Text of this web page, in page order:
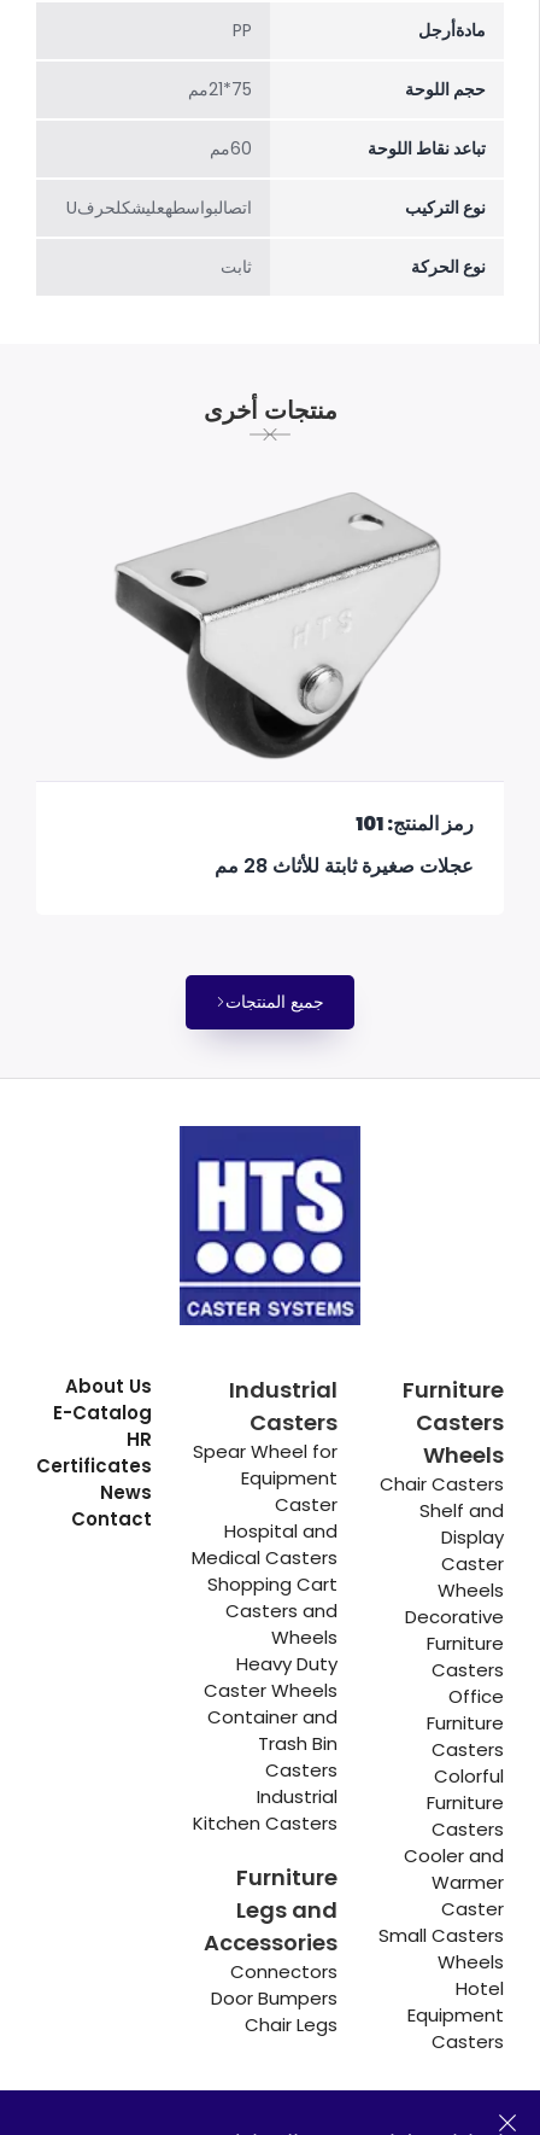
مادةأرجل PP
حجم اللوحة 75*21مم
تباعد نقاط اللوحة 60مم
نوع التركيب اتصالبواسطهعلیشکلحرفU
نوع الحركة ثابت
منتجات أخرى
رمز المنتج: 101
عجلات صغيرة ثابتة للأثاث 28 مم
جميع المنتجات
Furniture
Casters
Wheels
Chair Casters
Shelf and
Display
Caster
Wheels
Decorative
Furniture
Casters
Office
Furniture
Casters
Colorful
Furniture
Casters
Cooler and
Warmer
Caster
Small Casters
Wheels
Hotel
Equipment
Casters
Industrial
Casters
Spear Wheel for
Equipment
Caster
Hospital and
Medical Casters
Shopping Cart
Casters and
Wheels
Heavy Duty
Caster Wheels
Container and
Trash Bin
Casters
Industrial
Kitchen Casters
Furniture
Legs and
Accessories
Connectors
Door Bumpers
Chair Legs
About Us
E-Catalog
HR
Certificates
News
Contact